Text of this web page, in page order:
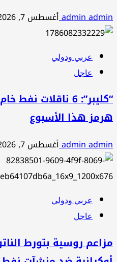
admin adminأغسطس 7, 2026
عربي ودولي
عاجل
“كليبر”: 6
هرمز هذا الأسبوع
admin adminأغسطس 7, 2026
عربي ودولي
عاجل
مزاعم روسية بتورط